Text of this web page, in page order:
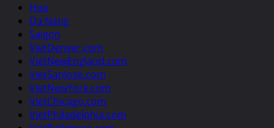
Hue
Da Nang
Saigon
VietDenver.com
VietNewEngland.com
VietSanJose.com
VietNewYork.com
VietChicago.com
VietPhiladelphia.com